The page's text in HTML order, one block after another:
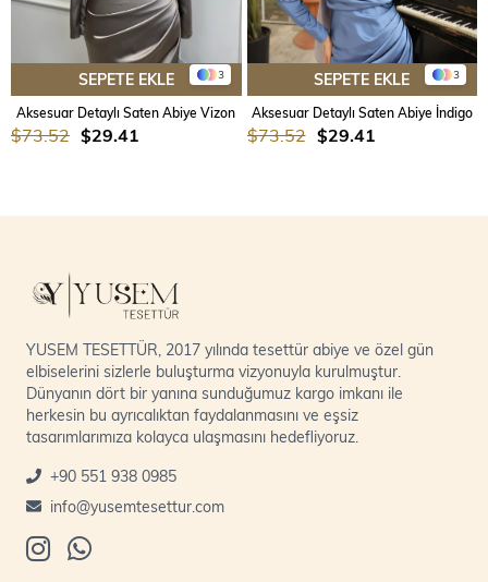
3
SEPETE EKLE
Aksesuar Detaylı Saten Abiye Vizon
$29.41
$73.52
3
SEPETE EKLE
Aksesuar Detaylı Saten Abiye İndigo
$29.41
$73.52
YUSEM TESETTÜR, 2017 yılında tesettür abiye ve özel gün
elbiselerini sizlerle buluşturma vizyonuyla kurulmuştur.
Dünyanın dört bir yanına sunduğumuz kargo imkanı ile
herkesin bu ayrıcalıktan faydalanmasını ve eşsiz
tasarımlarımıza kolayca ulaşmasını hedefliyoruz.
+90 551 938 0985
info@yusemtesettur.com